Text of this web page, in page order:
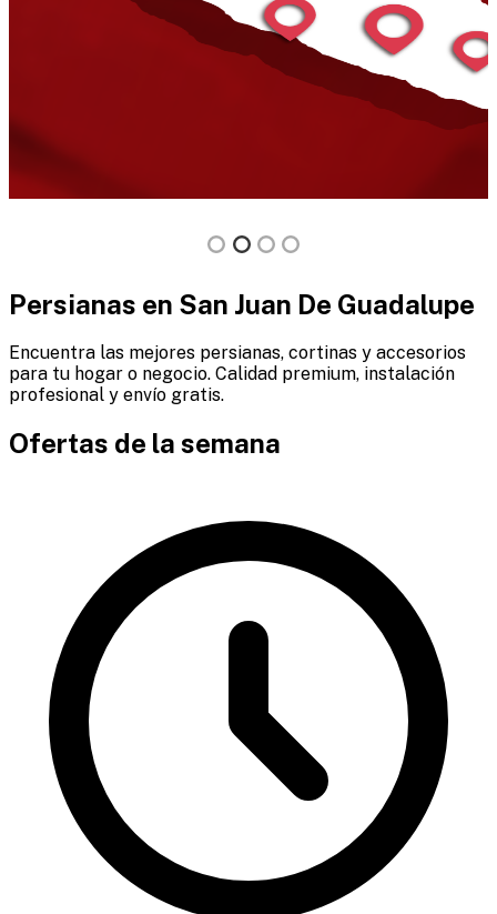
Persianas en San Juan De Guadalupe
Encuentra las mejores persianas, cortinas y accesorios
para tu hogar o negocio. Calidad premium, instalación
profesional y envío gratis.
Ofertas de la semana